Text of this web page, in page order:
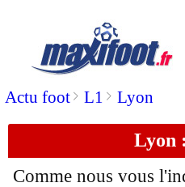
Actu foot> L1 > Lyon
Lyon
Comme nous vous
Newcastle :
26/08 Nantes:
: le tirage
26/08 Lyon: Nice se